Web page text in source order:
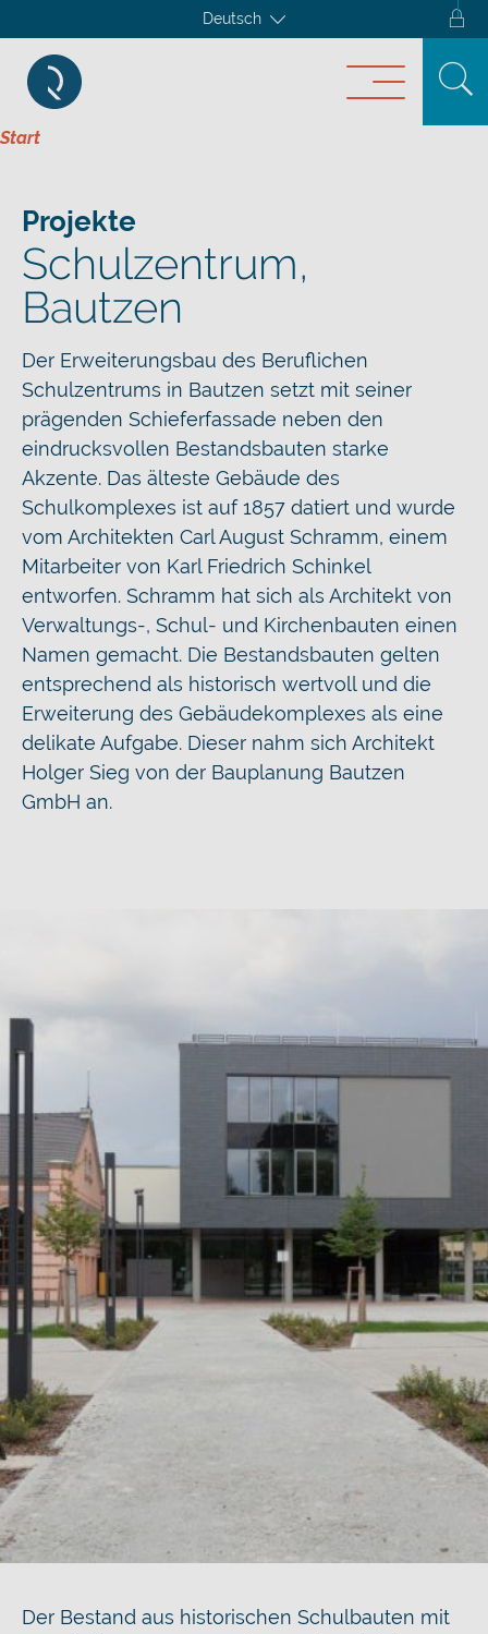
Deutsch
Start
Projekte
Schulzentrum,
Bautzen
Der Erweiterungsbau des Beruflichen
Schulzentrums in Bautzen setzt mit seiner
prägenden Schieferfassade neben den
eindrucksvollen Bestandsbauten starke
Akzente. Das älteste Gebäude des
Schulkomplexes ist auf 1857 datiert und wurde
vom Architekten Carl August Schramm, einem
Mitarbeiter von Karl Friedrich Schinkel
entworfen. Schramm hat sich als Architekt von
Verwaltungs-, Schul- und Kirchenbauten einen
Namen gemacht. Die Bestandsbauten gelten
entsprechend als historisch wertvoll und die
Erweiterung des Gebäudekomplexes als eine
delikate Aufgabe. Dieser nahm sich Architekt
Holger Sieg von der Bauplanung Bautzen
GmbH an.
Der Bestand aus historischen Schulbauten mit